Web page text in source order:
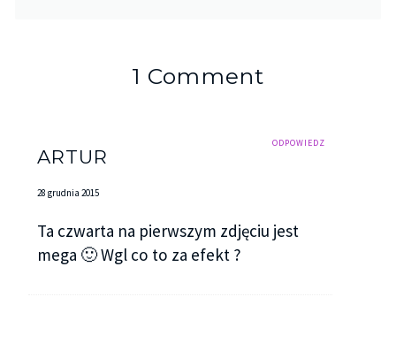
1 Comment
ODPOWIEDZ
ARTUR
28 grudnia 2015
Ta czwarta na pierwszym zdjęciu jest
mega 🙂 Wgl co to za efekt ?